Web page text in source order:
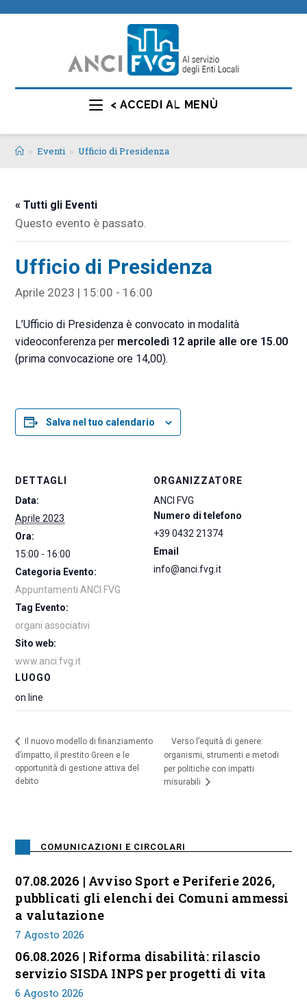
< ACCEDI AL MENÙ
> Eventi > Ufficio di Presidenza
« Tutti gli Eventi
Questo evento è passato.
Ufficio di Presidenza
Aprile 2023 | 15:00 - 16:00
L’Ufficio di Presidenza è convocato in modalità
videoconferenza per mercoledì 12 aprile alle ore 15.00
(prima convocazione ore 14,00).
Salva nel tuo calendario
DETTAGLI
Data:
Aprile 2023
Ora:
15:00 - 16:00
Categoria Evento:
Appuntamenti ANCI FVG
Tag Evento:
organi associativi
Sito web:
www.anci.fvg.it
LUOGO
on line
ORGANIZZATORE
ANCI FVG
Numero di telefono
+39 0432 21374
Email
info@anci.fvg.it
Il nuovo modello di finanziamento
d’impatto, il prestito Green e le
opportunità di gestione attiva del
debito
Verso l’equità di genere:
organismi, strumenti e metodi
per politiche con impatti
misurabili
COMUNICAZIONI E CIRCOLARI
07.08.2026 | Avviso Sport e Periferie 2026,
pubblicati gli elenchi dei Comuni ammessi
a valutazione
7 Agosto 2026
06.08.2026 | Riforma disabilità: rilascio
servizio SISDA INPS per progetti di vita
6 Agosto 2026